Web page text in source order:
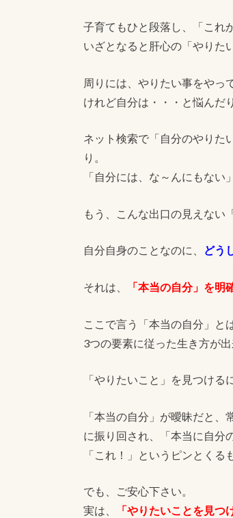
子育てもひと段落し、「これ
いざとなると肝心の「やりた
周りには、やりたい事をやっ
けれど自分は・・・と悩んだ
ネット検索で「自分のやりた
り。
「自分には、な～んにもな
もう、こんな出口の見えない
自分自身のことなのに、 どう
それは、 「本当の自分」を明
ここで言う「本当の自分」と
3つの要素に従った生き方が出
「やりたいこと」を見つける
「本当の自分」が曖昧だと
に振り回され、「本当に自分
「これ！」というピンとくる
でも、ご安心下さい。
実は、
「やりたいことを見つ